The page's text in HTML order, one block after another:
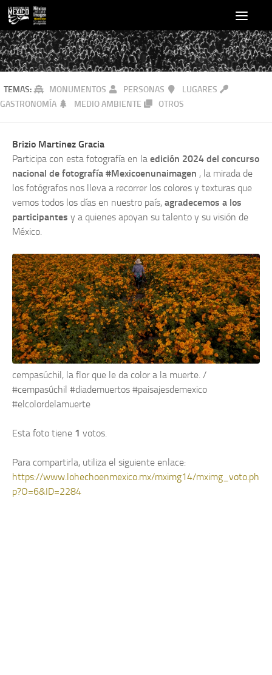
TEMAS: MONUMENTOS PERSONAS
LUGARES
GASTRONOMÍA
MEDIO AMBIENTE OTROS
Brizio Martinez Gracia
Participa con esta fotografía en la edición 2024 del concurso
nacional de fotografía #Mexicoenunaimagen , la mirada de
los fotógrafos nos lleva a recorrer los colores y texturas que
vemos todos los días en nuestro país, agradecemos a los
participantes y a quienes apoyan su talento y su visión de
México.
cempasúchil, la flor que le da color a la muerte. /
#cempasúchil #diademuertos #paisajesdemexico
#elcolordelamuerte
Esta foto tiene 1 votos.
Para compartirla, utiliza el siguiente enlace:
https://www.lohechoenmexico.mx/mximg14/mximg_voto.ph
p?O=6&ID=2284